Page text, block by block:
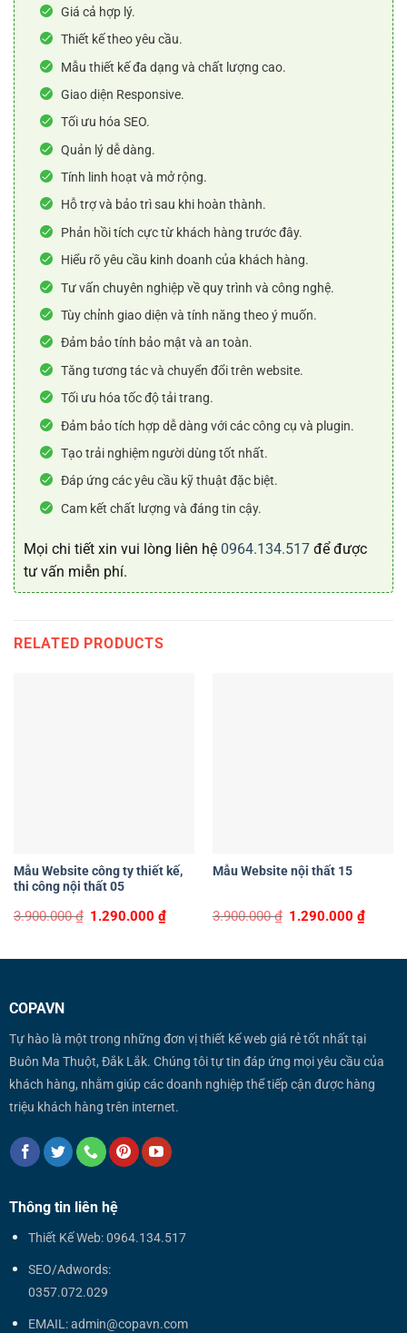
Giá cả hợp lý.
Thiết kế theo yêu cầu.
Mẫu thiết kế đa dạng và chất lượng cao.
Giao diện Responsive.
Tối ưu hóa SEO.
Quản lý dễ dàng.
Tính linh hoạt và mở rộng.
Hỗ trợ và bảo trì sau khi hoàn thành.
Phản hồi tích cực từ khách hàng trước đây.
Hiểu rõ yêu cầu kinh doanh của khách hàng.
Tư vấn chuyên nghiệp về quy trình và công nghệ.
Tùy chỉnh giao diện và tính năng theo ý muốn.
Đảm bảo tính bảo mật và an toàn.
Tăng tương tác và chuyển đổi trên website.
Tối ưu hóa tốc độ tải trang.
Đảm bảo tích hợp dễ dàng với các công cụ và plugin.
Tạo trải nghiệm người dùng tốt nhất.
Đáp ứng các yêu cầu kỹ thuật đặc biệt.
Cam kết chất lượng và đáng tin cậy.
Mọi chi tiết xin vui lòng liên hệ 0964.134.517 để được
tư vấn miễn phí.
RELATED PRODUCTS
Mẫu Website công ty thiết kế,
thi công nội thất 05
3.900.000₫ Original
1.290.000₫Current
Mẫu Website nội thất 15
3.900.000₫ Original
1.290.000₫Current
COPAVN
Tự hào là một trong những đơn vị thiết kế web giá rẻ tốt nhất tại
Buôn Ma Thuột, Đắk Lắk. Chúng tôi tự tin đáp ứng mọi yêu cầu của
khách hàng, nhằm giúp các doanh nghiệp thể tiếp cận được hàng
triệu khách hàng trên internet.
Thông tin liên hệ
Thiết Kế Web: 0964.134.517
SEO/Adwords:
0357.072.029
EMAIL: admin@copavn.com